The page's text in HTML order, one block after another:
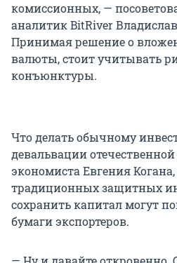
комиссионных, —
аналитик BitRiver
Принимая решение о
валюты, стоит учитывать
конъюнктуры.
Что делать обычному
девальвации
экономиста Евгения
традиционных защитных
сохранить капитал могут
бумаги экспортеров.